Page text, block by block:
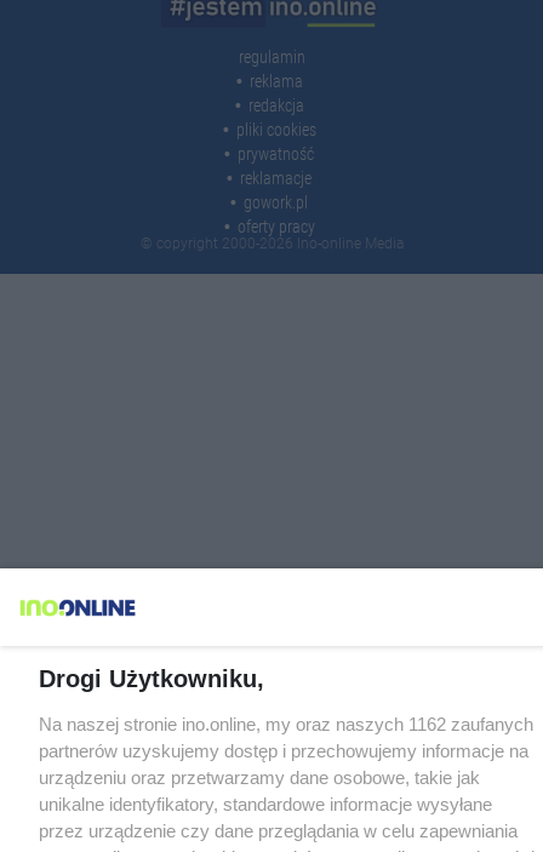
regulamin
reklama
redakcja
pliki cookies
prywatność
reklamacje
gowork.pl
oferty pracy
© copyright 2000-2026 Ino-online Media
Drogi Użytkowniku,
Na naszej stronie ino.online, my oraz naszych 1162 zaufanych
partnerów uzyskujemy dostęp i przechowujemy informacje na
urządzeniu oraz przetwarzamy dane osobowe, takie jak
unikalne identyfikatory, standardowe informacje wysyłane
przez urządzenie czy dane przeglądania w celu zapewniania